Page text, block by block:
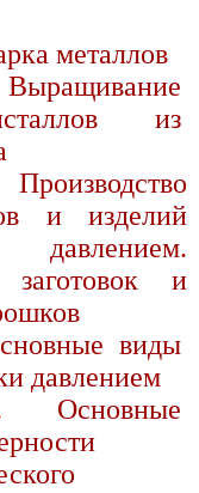
металлов
из
и изделий
давлением.
заготовок и
виды
давлением